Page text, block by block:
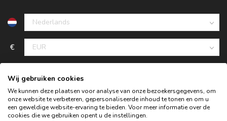
€
Wij gebruiken cookies
We kunnen deze plaatsen voor analyse van onze bezoekersgegevens, om
onze website te verbeteren, gepersonaliseerde inhoud te tonen en om u
een geweldige website-ervaring te bieden. Voor meer informatie over de
cookies die we gebruiken opent u de instellingen.